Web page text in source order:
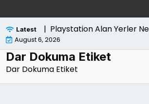
to
content
Latest
Edilir | Playstation Alan Yerler
August 6, 2026
Dar Dokuma Etiket
Dar Dokuma Etiket